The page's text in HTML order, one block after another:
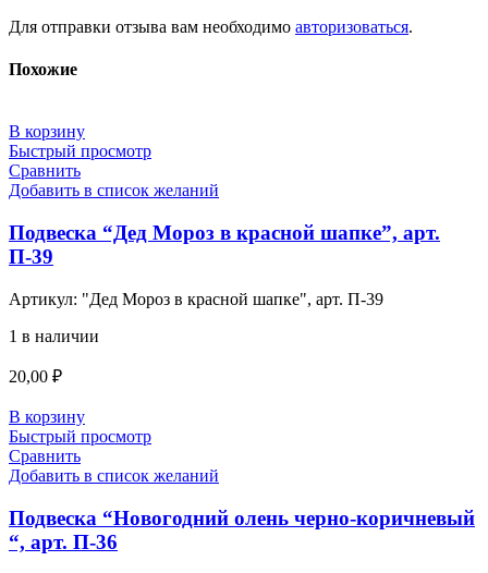
Для отправки отзыва вам необходимо авторизоваться.
Похожие
В корзину
Быстрый просмотр
Сравнить
Добавить в список желаний
Подвеска “Дед Мороз в красной шапке”, арт.
П-39
Артикул: "Дед Мороз в красной шапке", арт. П-39
1 в наличии
20,00 ₽
В корзину
Быстрый просмотр
Сравнить
Добавить в список желаний
Подвеска “Новогодний олень черно-коричневый
“, арт. П-36